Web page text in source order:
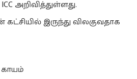
அறிவித்துள்ளது.
இருந்து விலகுவதாக
காயம்